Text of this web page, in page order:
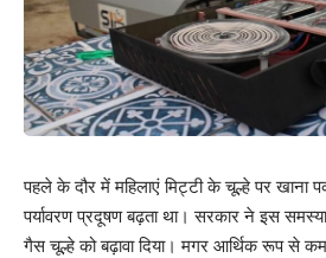
पहले के दौर में महिलाएं मिट्टी के चूल्हे पर खाना
पर्यावरण प्रदूषण बढ़ता था। सरकार ने इस
गैस चूल्हे को बढ़ावा दिया। मगर आर्थिक रूप से